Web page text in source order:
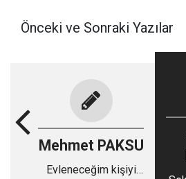
Önceki ve Sonraki Yazılar
Mehmet PAKSU
Evleneceğim kişiyi